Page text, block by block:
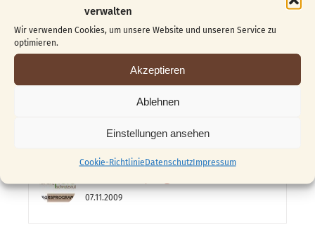
verwalten
Wir verwenden Cookies, um unsere Website und unseren Service zu
optimieren.
Akzeptieren
Ablehnen
Einstellungen ansehen
Cookie-RichtlinieDatenschutzImpressum
Das 1. „Golden Girl“
03.09.2009
07.11.2009